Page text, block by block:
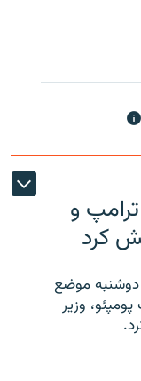
و
کرد
دوشنبه موضع
وزیر